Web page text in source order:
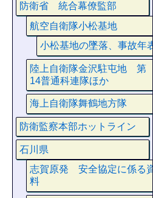
防衛省 統合幕僚監部
航空自衛隊小松基地
小松基地の墜落、事故年表
陸上自衛隊金沢駐屯地 第
14普通科連隊ほか
海上自衛隊舞鶴地方隊
防衛監察本部ホットライン
石川県
志賀原発 安全協定に係る資
料